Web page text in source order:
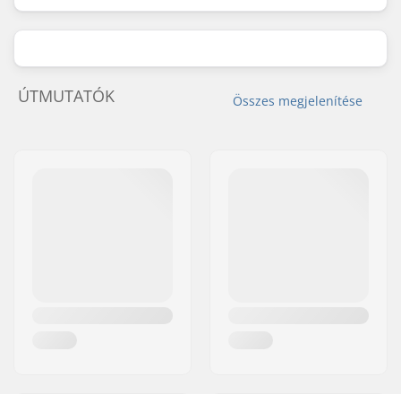
Összes megjelenítése
ÚTMUTATÓK